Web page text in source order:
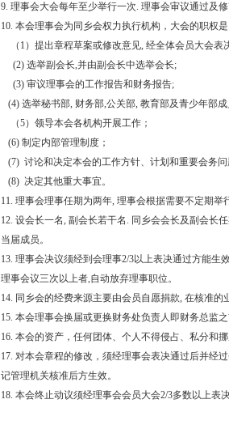
9. 理事会大会每年至少举行一次. 理事会审议通过及
10. 本会理事会为同乡会权力执行机构，大会的职权是
（1）提出章程草案或修改意见, 经全体会员大会表
(2) 选举副会长,并由副会长中选举会长;
(3) 审议理事会的工作报告和财务报告;
(4) 选举秘书部, 财务部,公关部, 教育部及青少年部成
（5）领导本会各机构开展工作；
(6) 制定内部管理制度；
(7) 讨论和决定本会的工作方针、计划和重要会务
(8) 决定其他重大事宜。
11. 理事会理事任期为两年, 理事会根据需要不定期举
12. 设会长一名, 副会长若干名. 同乡会会长及副会长
当届成员。
13. 理事会决议须经到会理事2/3以上表决通过方能
理事会议三次以上者,自动放弃理事职位。
14. 同乡会的经费来源主要由会员自愿捐款, 在核准
15. 本会理事会换届或更换财务处负责人即财务总监
16. 本会的资产，任何团体、个人不得侵占、私分和挪
17. 对本会章程的修改，须经理事会表决通过后并经
记管理机关核准后方生效。
18. 本会终止动议须经理事会会员大会2/3多数以上表